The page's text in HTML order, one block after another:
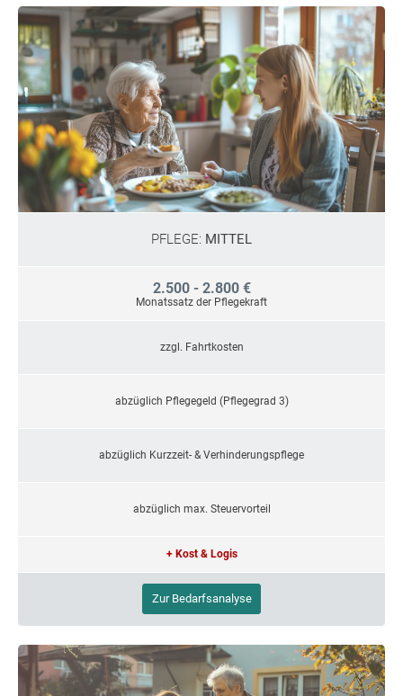
PFLEGE: MITTEL
2.500 - 2.800 €
Monatssatz der Pflegekraft
zzgl. Fahrtkosten
abzüglich Pflegegeld (Pflegegrad 3)
abzüglich Kurzzeit- & Verhinderungspflege
abzüglich max. Steuervorteil
+ Kost & Logis
Zur Bedarfsanalyse